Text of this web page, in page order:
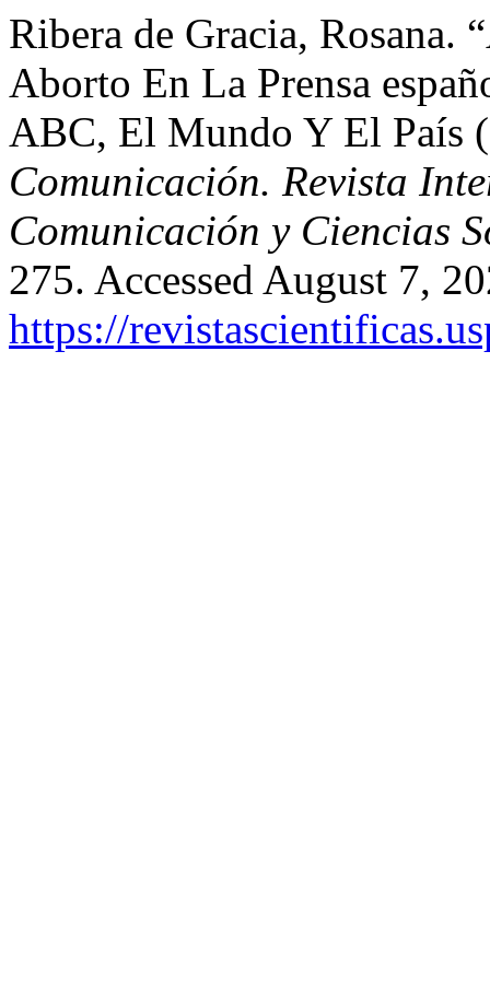
Ribera de Gracia, Rosana.
Aborto En La Prensa
ABC, El Mundo Y El País
Comunicación. Revista
Comunicación y Ciencias
275. Accessed August 7,
https://